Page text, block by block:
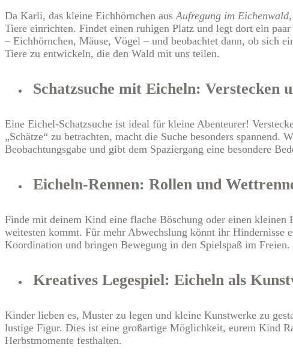
Da Karli, das kleine Eichhörnchen aus Aufregung im Eichenwald
Tiere einrichten. Findet einen ruhigen Platz und legt dort ein
– Eichhörnchen, Mäuse, Vögel – und beobachtet dann, ob sich
Tiere zu entwickeln, die den Wald mit uns teilen.
Schatzsuche mit Eicheln: Verstecken
Eine Eichel-Schatzsuche ist ideal für kleine Abenteurer!
„Schätze“ zu betrachten, macht die Suche besonders
Beobachtungsgabe und gibt dem Spaziergang eine besondere
Eicheln-Rennen: Rollen und
Finde mit deinem Kind eine flache Böschung oder einen
weitesten kommt. Für mehr Abwechslung könnt ihr Hindernisse
Koordination und bringen Bewegung in den Spielspaß im Freien.
Kreatives Legespiel: Eicheln als
Kinder lieben es, Muster zu legen und kleine Kunstwerke zu
lustige Figur. Dies ist eine großartige Möglichkeit, eurem Kind
Herbstmomente festhalten.